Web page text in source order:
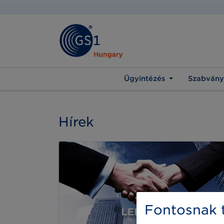
Ügyintézés
Hírek
Fontosnak